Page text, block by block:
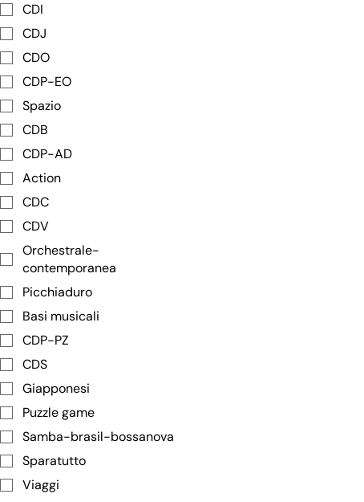
CDI
CDJ
CDO
CDP-EO
Spazio
CDB
CDP-AD
Action
CDC
CDV
Orchestrale-
contemporanea
Picchiaduro
Basi musicali
CDP-PZ
CDS
Giapponesi
Puzzle game
Samba-brasil-bossanova
Sparatutto
Viaggi